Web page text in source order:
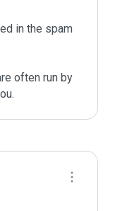
in the spam
often run by